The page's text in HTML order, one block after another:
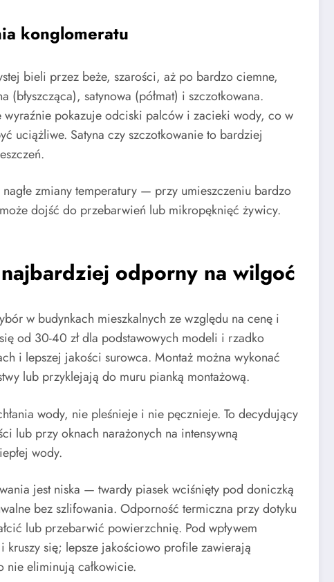
konglomeratu
bieli przez beże, szarości, aż po bardzo ciemne,
satynowa (półmat) i szczotkowana.
pokazuje odciski palców i zacieki wody, co w
uciążliwe. Satyna czy szczotkowanie to bardziej
zmiany temperatury — przy umieszczeniu bardzo
dojść do przebarwień lub mikropęknięć żywicy.
odporny na wilgoć
w budynkach mieszkalnych ze względu na cenę i
od 30-40 zł dla podstawowych modeli i rzadko
i lepszej jakości surowca. Montaż można wykonać
lub przyklejają do muru pianką montażową.
wody, nie pleśnieje i nie pęcznieje. To decydujący
lub przy oknach narażonych na intensywną
wody.
jest niska — twardy piasek wciśnięty pod doniczką
bez szlifowania. Odporność termiczna przy dotyku
lub przebarwić powierzchnię. Pod wpływem
kruszy się; lepsze jakościowo profile zawierają
eliminują całkowicie.